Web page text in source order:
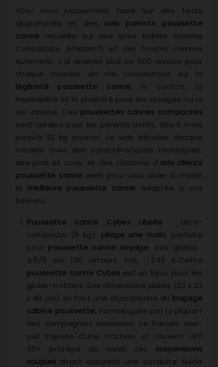
Voici mon classement basé sur des tests
approfondis et des avis parents poussette
canne recueillis sur des sites fiables comme
Consobaby, Amazon.fr et des forums comme
Aufeminin. J’ai analysé plus de 500 retours pour
chaque modèle, en me concentrant sur la
légèreté poussette canne, le confort, la
maniabilité et la praticité pour les voyages ou la
vie urbaine. Ces poussettes cannes compactes
sont idéales pour les parents actifs, dès 6 mois
jusqu’à 22 kg environ. Je vais détailler chaque
modèle avec des caractéristiques techniques,
des pros et cons, et des citations d’avis clients
poussette canne réels pour vous aider à choisir
la meilleure poussette canne adaptée à vos
besoins.
Poussette canne Cybex Libelle : Ultra-
compacte (6 kg), pliage une main, parfaite
pour poussette canne voyage. Avis global :
4.5/5 sur 135 retours. Prix : 240 €.Cette
poussette canne Cybex est un bijou pour les
globe-trotters. Ses dimensions pliées (20 x 32
x 48 cm) en font une championne du bagage
cabine poussette, homologuée par la plupart
des compagnies aériennes. Le harnais one-
pull s’ajuste d’une traction, et l’auvent UPF
50+ protège du soleil. Les suspensions
souples avant assurent une conduite fluide